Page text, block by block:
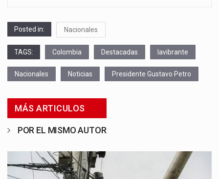
Posted in: Nacionales
TAGS: Colombia Destacadas lavibrante
Nacionales Noticias Presidente Gustavo Petro
MÁS ARTICULOS
POR EL MISMO AUTOR